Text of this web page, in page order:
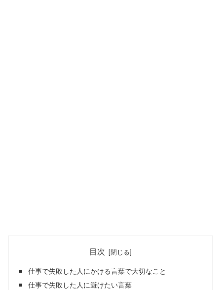
目次
仕事で失敗した人にかける言葉で大切なこと
仕事で失敗した人に避けたい言葉